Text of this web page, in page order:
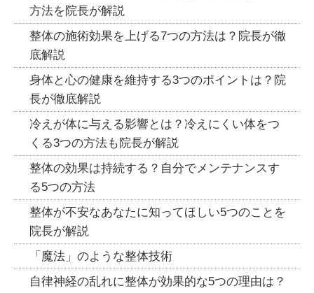
方法を院長が解説
整体の施術効果を上げる7つの方法は？院長が徹
底解説
身体と心の健康を維持する3つのポイントは？院
長が徹底解説
冷えが体に与える影響とは？冷えにくい体をつ
くる3つの方法も院長が解説
整体の効果は持続する？自分でメンテナンスす
る5つの方法
整体が不安なあなたに知ってほしい5つのことを
院長が解説
「魔法」のような整体技術
自律神経の乱れに整体が効果的な5つの理由は？